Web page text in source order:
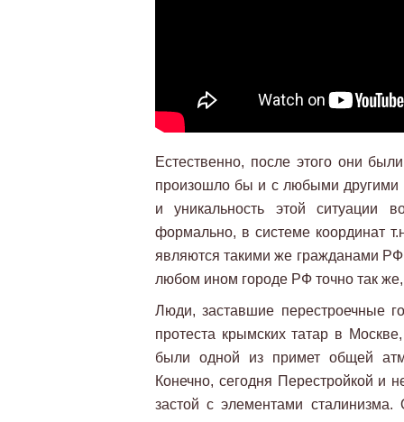
Естественно, после этого они
произошло бы и с любыми другими
и уникальность этой ситуации
формально, в системе координат
являются такими же гражданами
любом ином городе РФ точно так
Люди, заставшие перестроечные
протеста крымских татар в
были одной из примет общей
Конечно, сегодня Перестройкой и
застой с элементами